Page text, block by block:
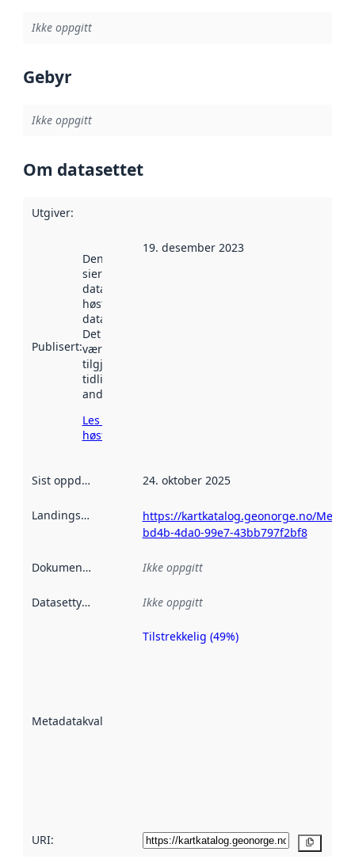
Ikke oppgitt
Gebyr
Ikke oppgitt
Om datasettet
Utgiver:
Publisert:
Denne datoen
sier når
datasettet ble
høstet av
data.norge.no.
Det kan ha
vært
tilgjengelig
tidligere
andre steder.
Les mer om
høsting her
19. desember 2023
Sist oppdatert 24. oktober 2025
Landingsside
https://kartkatalog.geonorge.no/
bd4b-4da0-99e7-43bb797f2bf8
Dokumentasjon Ikke oppgitt
Datasettype Ikke oppgitt
Metadatakvalitet
Metadatakvalitet
Tilstrekkelig (49%)
URI: